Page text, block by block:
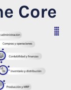
Core